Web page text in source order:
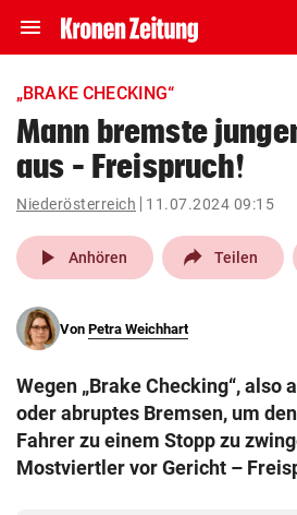
menu Navigation
ein-/ausklappen
account_circle Anmelden
pin_drop
Wien
search
eingeben
„BRAKE CHECKING“
Mann bremste
aus – Freispruch!
Niederösterreich 11.07.2024 09:15
play_arrow Anhören Teilen
Von Petra Weichhart
Wegen „Brake Checking“, also
oder abruptes Bremsen, um
Fahrer zu einem Stopp zu
Mostviertler vor Gericht –